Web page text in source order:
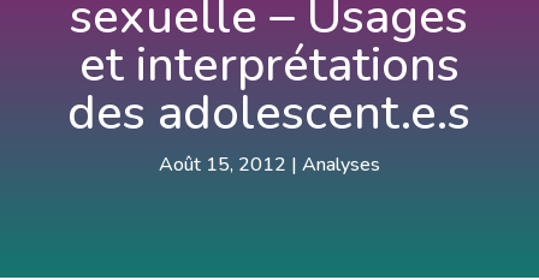
sexuelle – Usages
et interprétations
des adolescent.e.s
Août 15, 2012 | Analyses